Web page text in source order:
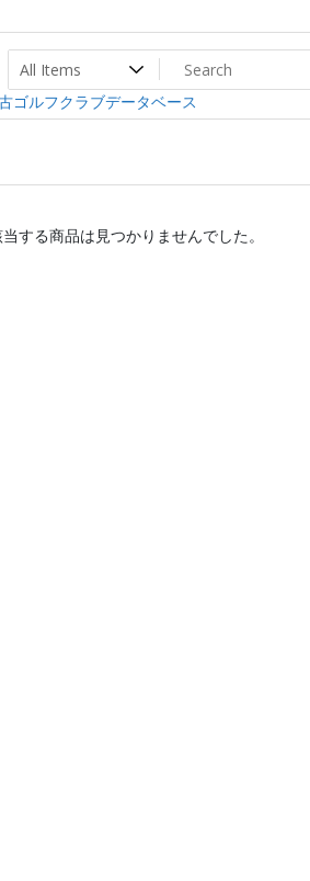
ゴルフクラブデータベース
する商品は見つかりませんでした。